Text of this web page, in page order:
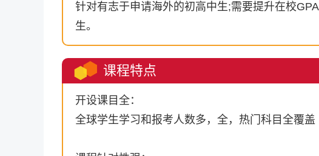
针对有志于申请海外的初高中生;需要提升在校
生。
课程特点
开设课目全：
全球学生学习和报考人数多，全，热门科目全覆盖